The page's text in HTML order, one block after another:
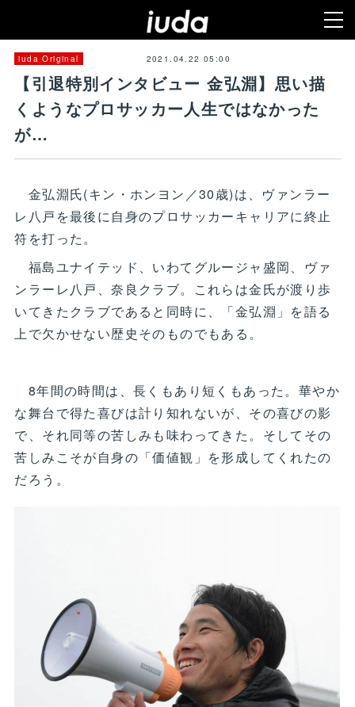
iuda Original 2021.04.22 05:00
【引退特別インタビュー 金弘淵】思い描
くようなプロサッカー人生ではなかった
が…
金弘淵氏(キン・ホンヨン／30歳)は、ヴァンラー
レ八戸を最後に自身のプロサッカーキャリアに終止
符を打った。
福島ユナイテッド、いわてグルージャ盛岡、ヴァ
ンラーレ八戸、奈良クラブ。これらは金氏が渡り歩
いてきたクラブであると同時に、「金弘淵」を語る
上で欠かせない歴史そのものでもある。
8年間の時間は、長くもあり短くもあった。華やか
な舞台で得た喜びは計り知れないが、その喜びの影
で、それ同等の苦しみも味わってきた。そしてその
苦しみこそが自身の「価値観」を形成してくれたの
だろう。